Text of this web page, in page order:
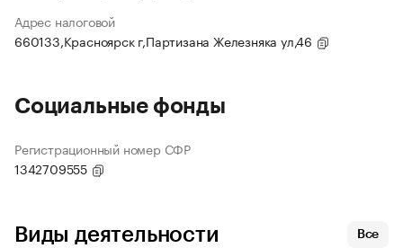
Адрес налоговой
660133,Красноярск г,Партизана Железняка ул,46
Социальные фонды
Регистрационный номер СФР
1342709555
Виды деятельности Все